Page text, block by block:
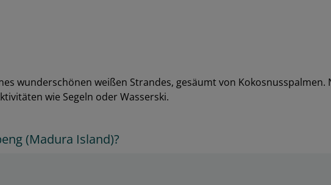
wunderschönen weißen Strandes, gesäumt von
wie Segeln oder Wasserski.
(Madura Island)?